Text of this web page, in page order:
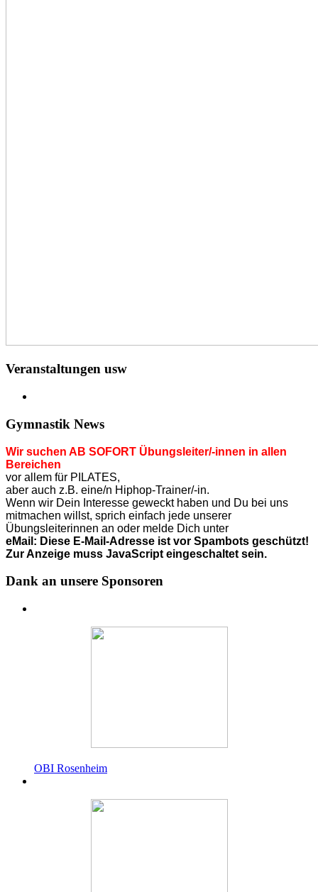
Veranstaltungen usw
Gymnastik News
Wir suchen AB SOFORT Übungsleiter/-innen in allen
Bereichen
vor allem für PILATES,
aber auch z.B. eine/n Hiphop-Trainer/-in.
Wenn wir Dein Interesse geweckt haben und Du bei uns
mitmachen willst, sprich einfach jede unserer
Übungsleiterinnen an oder melde Dich unter
eMail: Diese E-Mail-Adresse ist vor Spambots geschützt!
Zur Anzeige muss JavaScript eingeschaltet sein.
Dank an unsere Sponsoren
OBI Rosenheim